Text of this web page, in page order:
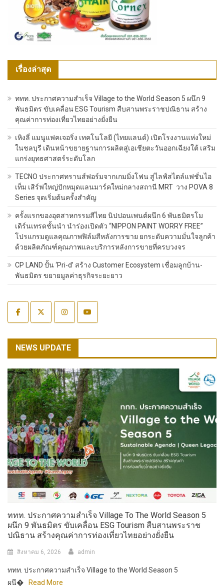
เรื่องล่าสุด
ททท. ประกาศความสำเร็จ Village to the World Season 5 ผนึก 9
พันธมิตร ขับเคลื่อน ESG Tourism สืบสานพระราชปณิธาน สร้าง
คุณค่าการท่องเที่ยวไทยอย่างยั่งยืน
เหิงลี่ แมนูแฟคเจอริ่ง เทคโนโลยี (ไทยแลนด์) เปิดโรงงานแห่งใหม่
ในชลบุรี เดินหน้าขยายฐานการผลิตสู่เอเชียตะวันออกเฉียงใต้ เสริม
แกร่งยุทธศาสตร์ระดับโลก
TECNO ประกาศทรานส์ฟอร์มจากเกมมิ่งโฟน สู่ไลฟ์สไตล์แฟชั่นไอ
เท็ม เสิร์ฟใหญ่ปักหมุดแลนมาร์คใหม่กลางสถานี MRT วาง POVA 8
Series จุดเริ่มต้นครั้งสำคัญ
ครั้งแรกของอุตสาหกรรมสีไทย นิปปอนเพนต์ผนึก 6 พันธมิตรโม
เดิร์นเทรดชั้นนำ นำร่องเปิดตัว “NIPPON PAINT WORRY FREE”
โปรแกรมดูแลคุณภาพฟิล์มสีหลังการขาย ยกระดับความมั่นใจลูกค้า
ด้วยผลิตภัณฑ์คุณภาพและบริการหลังการขายที่ครบวงจร
CP LAND ปั้น ‘Pri-d’ สร้าง Customer Ecosystem เชื่อมลูกบ้าน-
พันธมิตร ขยายมูลค่าธุรกิจระยะยาว
NEWS UPDATE
ททท. ประกาศความสำเร็จ Village To The World Season 5
ผนึก 9 พันธมิตร ขับเคลื่อน ESG Tourism สืบสานพระราช
ปณิธาน สร้างคุณค่าการท่องเที่ยวไทยอย่างยั่งยืน
สิงหาคม 6, 2026 admin
ททท. ประกาศความสำเร็จ Village to the World Season 5
ผนึ�
Read More